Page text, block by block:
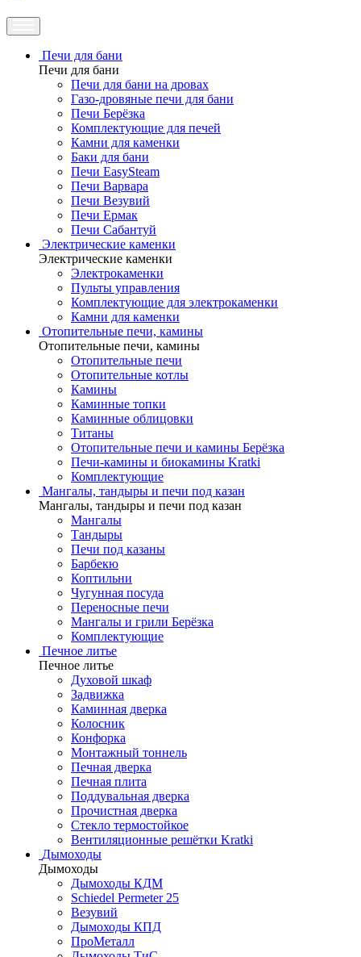
Печи для бани
Печи для бани
Печи для бани на дровах
Газо-дровяные печи для бани
Печи Берёзка
Комплектующие для печей
Камни для каменки
Баки для бани
Печи EasySteam
Печи Варвара
Печи Везувий
Печи Ермак
Печи Сабантуй
Электрические каменки
Электрические каменки
Электрокаменки
Пульты управления
Комплектующие для электрокаменки
Камни для каменки
Отопительные печи, камины
Отопительные печи, камины
Отопительные печи
Отопительные котлы
Камины
Каминные топки
Каминные облицовки
Титаны
Отопительные печи и камины Берёзка
Печи-камины и биокамины Kratki
Комплектующие
Мангалы, тандыры и печи под казан
Мангалы, тандыры и печи под казан
Мангалы
Тандыры
Печи под казаны
Барбекю
Коптильни
Чугунная посуда
Переносные печи
Мангалы и грили Берёзка
Комплектующие
Печное литье
Печное литье
Духовой шкаф
Задвижка
Каминная дверка
Колосник
Конфорка
Монтажный тоннель
Печная дверка
Печная плита
Поддувальная дверка
Прочистная дверка
Стекло термостойкое
Вентиляционные решётки Kratki
Дымоходы
Дымоходы
Дымоходы КДМ
Schiedel Permeter 25
Везувий
Дымоходы КПД
ПроМеталл